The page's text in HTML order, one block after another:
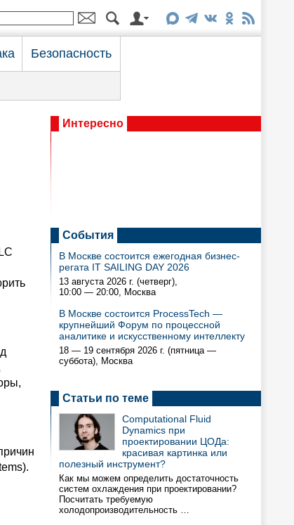
Безопасность
Интересно
События
В Москве состоится ежегодная бизнес-
регата IT SAILING DAY 2026
13 августа 2026 г. (четверг),
10:00 — 20:00, Москва
В Москве состоится ProcessTech —
крупнейший Форум по процессной
аналитике и искусственному интеллекту
18 — 19 сентября 2026 г. (пятница —
суббота), Москва
Статьи по теме
Computational Fluid
Dynamics при
проектировании ЦОДа:
красивая картинка или
полезный инструмент?
Как мы можем определить достаточность
систем охлаждения при проектировании?
Посчитать требуемую
холодопроизводительность …